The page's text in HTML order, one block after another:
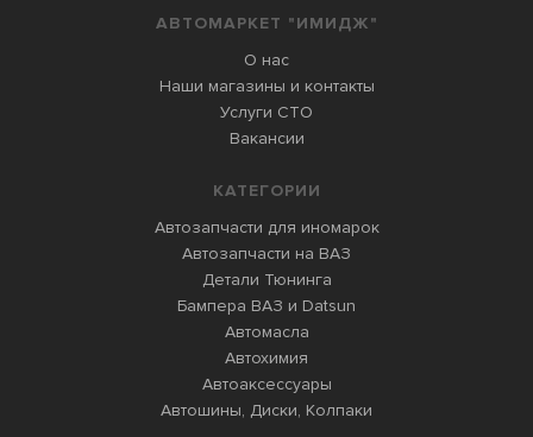
АВТОМАРКЕТ "ИМИДЖ"
О нас
Наши магазины и контакты
Услуги СТО
Вакансии
КАТЕГОРИИ
Автозапчасти для иномарок
Автозапчасти на ВАЗ
Детали Тюнинга
Бампера ВАЗ и Datsun
Автомасла
Автохимия
Автоаксессуары
Автошины, Диски, Колпаки